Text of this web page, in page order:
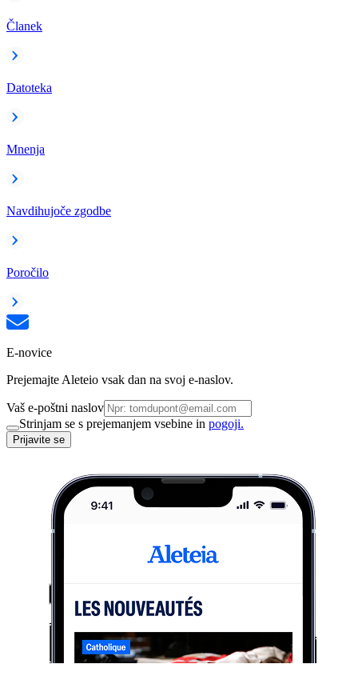
Članek
Datoteka
Mnenja
Navdihujoče zgodbe
Poročilo
E-novice
Prejemajte Aleteio vsak dan na svoj e-naslov.
Vaš e-poštni naslov
Strinjam se s prejemanjem vsebine in pogoji.
Prijavite se